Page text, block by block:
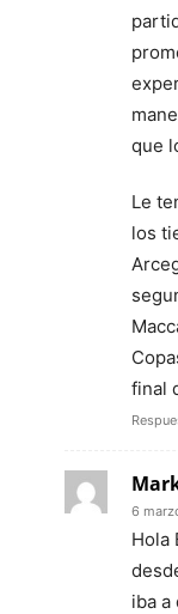
que
Le
los
final
6
Hola
iba a